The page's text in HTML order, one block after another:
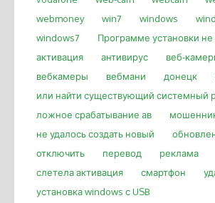
webmoney
win7 windows
windows7
Программе установки не
активация
антивирус
веб-
вебкамеры
вебмани донецк
или найти существующий системный
ложное срабатывание ав
не удалось создать новый
отключить
перевод реклама
слетела активация
смартфон
установка windows с USB